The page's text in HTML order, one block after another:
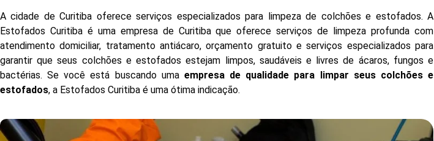
A cidade de Curitiba oferece serviços especializados para limpeza de colchões e estofados. A
Estofados Curitiba é uma empresa de Curitiba que oferece serviços de limpeza profunda com
atendimento domiciliar, tratamento antiácaro, orçamento gratuito e serviços especializados para
garantir que seus colchões e estofados estejam limpos, saudáveis e livres de ácaros, fungos e
bactérias. Se você está buscando uma empresa de qualidade para limpar seus colchões e
estofados, a Estofados Curitiba é uma ótima indicação.